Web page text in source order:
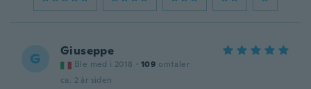
G Giuseppe
Ble med i 2018 · 109 omtaler
ca. 2 år siden